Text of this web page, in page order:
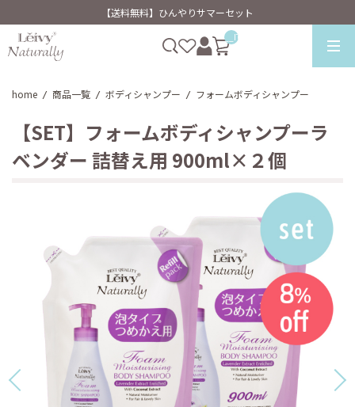
【送料無料】ひんやりサマーセット
__ITM_CNT__
home / 商品一覧 / ボディシャンプー / フォームボディシャンプー
【SET】フォームボディシャンプーラ
ベンダー 詰替え用 900ml×２個